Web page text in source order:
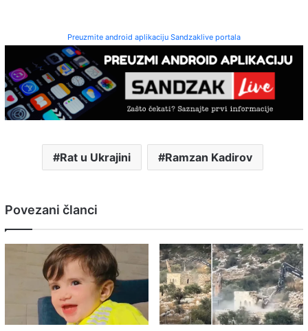
Preuzmite android aplikaciju Sandzaklive portala
Rat u Ukrajini Ramzan Kadirov
Povezani članci